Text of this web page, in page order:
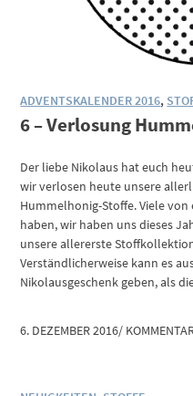
ADVENTSKALENDER 2016,
6 – Verlosung
Der liebe Nikolaus hat euch
wir verlosen heute unsere
Hummelhonig-Stoffe. Viele
haben, wir haben uns dieses
unsere allererste
Verständlicherweise kann es
Nikolausgeschenk geben, als
6. DEZEMBER 2016/